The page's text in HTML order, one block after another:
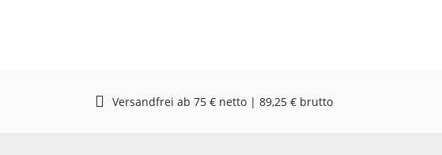
Versandfrei ab 75 € netto | 89,25 € brutto